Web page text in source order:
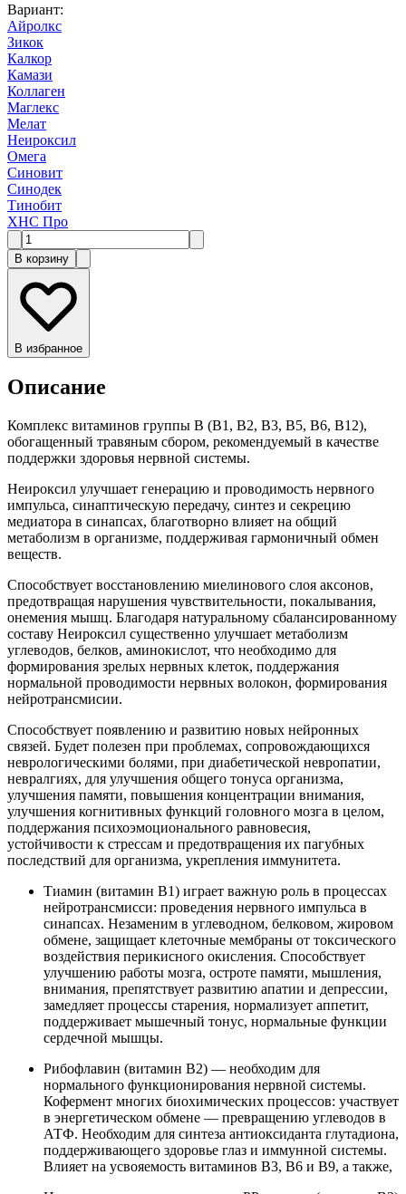
Вариант:
Айролкс
Зикок
Калкор
Камази
Коллаген
Маглекс
Мелат
Неироксил
Омега
Синовит
Синодек
Тинобит
ХНС Про
В корзину
В избранное
Описание
Комплекс витаминов группы В (В1, В2, В3, В5, В6, В12),
обогащенный травяным сбором, рекомендуемый в качестве
поддержки здоровья нервной системы.
Неироксил улучшает генерацию и проводимость нервного
импульса, синаптическую передачу, синтез и секрецию
медиатора в синапсах, благотворно влияет на общий
метаболизм в организме, поддерживая гармоничный обмен
веществ.
Способствует восстановлению миелинового слоя аксонов,
предотвращая нарушения чувствительности, покалывания,
онемения мышц. Благодаря натуральному сбалансированному
составу Неироксил существенно улучшает метаболизм
углеводов, белков, аминокислот, что необходимо для
формирования зрелых нервных клеток, поддержания
нормальной проводимости нервных волокон, формирования
нейротрансмисии.
Способствует появлению и развитию новых нейронных
связей. Будет полезен при проблемах, сопровождающихся
неврологическими болями, при диабетической невропатии,
невралгиях, для улучшения общего тонуса организма,
улучшения памяти, повышения концентрации внимания,
улучшения когнитивных функций головного мозга в целом,
поддержания психоэмоционального равновесия,
устойчивости к стрессам и предотвращения их пагубных
последствий для организма, укрепления иммунитета.
Тиамин (витамин В1) играет важную роль в процессах
нейротрансмисси: проведения нервного импульса в
синапсах. Незаменим в углеводном, белковом, жировом
обмене, защищает клеточные мембраны от токсического
воздействия перикисного окисления. Способствует
улучшению работы мозга, остроте памяти, мышления,
внимания, препятствует развитию апатии и депрессии,
замедляет процессы старения, нормализует аппетит,
поддерживает мышечный тонус, нормальные функции
сердечной мышцы.
Рибофлавин (витамин В2) — необходим для
нормального функционирования нервной системы.
Кофермент многих биохимических процессов: участвует
в энергетическом обмене — превращению углеводов в
АТФ. Необходим для синтеза антиоксиданта глутадиона,
поддерживающего здоровье глаз и иммунной системы.
Влияет на усвояемость витаминов В3, В6 и В9, а также,